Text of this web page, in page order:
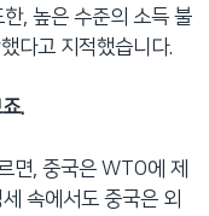
, 높은 수준의 소득 불
다고 지적했습니다.
.
면, 중국은 WTO에 제
속에서도 중국은 외